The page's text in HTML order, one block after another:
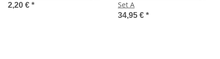
2,20 € *
Set A
34,95 € *